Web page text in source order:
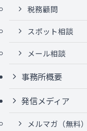
税務顧問
スポット相談
メール相談
事務所概要
発信メディア
メルマガ（無料）